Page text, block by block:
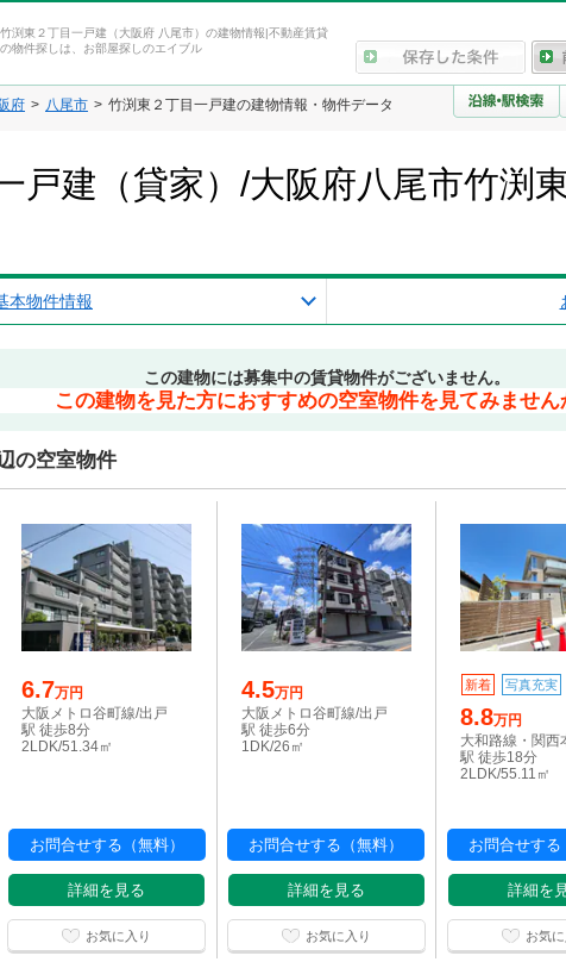
竹渕東２丁目一戸建（大阪府 八尾市）の建物情報|不動産賃貸
の物件探しは、お部屋探しのエイブル
府 八尾市 竹渕東２丁目一戸建の建物情報・物件データ
戸建（貸家）/大阪府八尾市竹渕
本物件情報
この建物には募集中の賃貸物件がございません。
この建物を見た方におすすめの空室物件を見てみません
の空室物件
6.7万円
大阪メトロ谷町線/出戸
駅 徒歩8分
2LDK/51.34㎡
お問合せする（無料）
詳細を見る
お気に入り
4.5万円
大阪メトロ谷町線/出戸
駅 徒歩6分
1DK/26㎡
お問合せする（無料）
詳細を見る
お気に入り
新着 写真充実
8.8万円
大和路線・関西
駅 徒歩18分
2LDK/55.11㎡
お問合せする
詳細を
お気